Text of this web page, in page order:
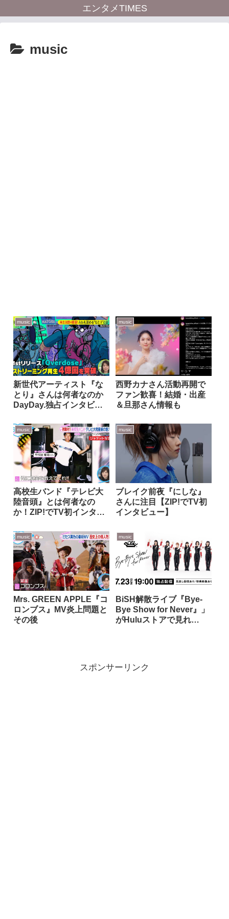
エンタメTIMES
music
music
新世代アーティスト『な
とり』さんは何者なのか
DayDay.独占インタビュ
music
西野カナさん活動再開で
ファン歓喜！結婚・出産
＆旦那さん情報も
music
高校生バンド『テレビ大
陸音頭』とは何者なの
か！ZIP!でTV初インタビ
music
ブレイク前夜『にしな』
さんに注目【ZIP!でTV初
インタビュー】
music
Mrs. GREEN APPLE『コ
ロンブス』MV炎上問題と
その後
music
BiSH解散ライブ『Bye-
Bye Show for Never』」
がHuluストアで見れ
スポンサーリンク